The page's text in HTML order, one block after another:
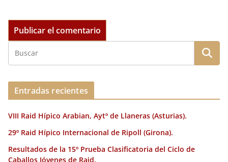
Entradas recientes
VIII Raid Hípico Arabian, Aytº de Llaneras (Asturias).
29º Raid Hípico Internacional de Ripoll (Girona).
Resultados de la 15º Prueba Clasificatoria del Ciclo de
Caballos Jóvenes de Raid.